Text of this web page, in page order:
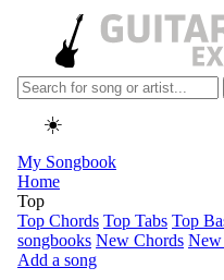
☀️
My Songbook
Home
Top
Top Chords Top Tabs Top
songbooks New Chords New
Add a song